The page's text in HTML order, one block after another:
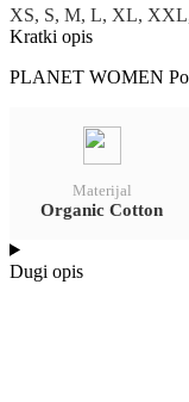
XS, S, M, L, XL,
Kratki opis
PLANET WOMEN
Materijal
Organic Cotton
Dugi opis